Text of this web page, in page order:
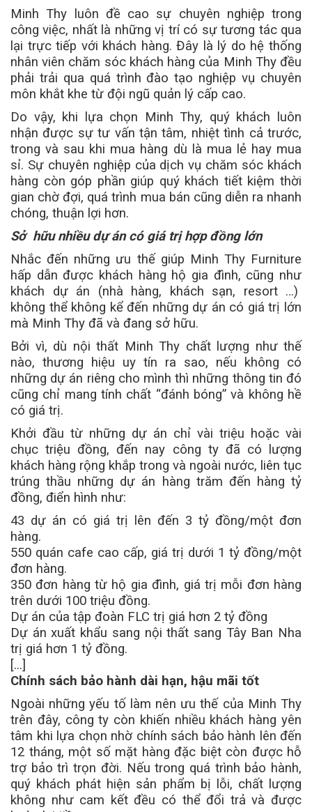
Minh Thy luôn đề cao sự chuyên nghiệp trong
công việc, nhất là những vị trí có sự tương tác qua
lại trực tiếp với khách hàng. Đây là lý do hệ thống
nhân viên chăm sóc khách hàng của Minh Thy đều
phải trải qua quá trình đào tạo nghiệp vụ chuyên
môn khắt khe từ đội ngũ quản lý cấp cao.
Do vậy, khi lựa chọn Minh Thy, quý khách luôn
nhận được sự tư vấn tận tâm, nhiệt tình cả trước,
trong và sau khi mua hàng dù là mua lẻ hay mua
sỉ. Sự chuyên nghiệp của dịch vụ chăm sóc khách
hàng còn góp phần giúp quý khách tiết kiệm thời
gian chờ đợi, quá trình mua bán cũng diễn ra nhanh
chóng, thuận lợi hơn.
Sở hữu nhiều dự án có giá trị hợp đồng lớn
Nhắc đến những ưu thế giúp Minh Thy Furniture
hấp dẫn được khách hàng hộ gia đình, cũng như
khách dự án (nhà hàng, khách sạn, resort …)
không thể không kể đến những dự án có giá trị lớn
mà Minh Thy đã và đang sở hữu.
Bởi vì, dù nội thất Minh Thy chất lượng như thế
nào, thương hiệu uy tín ra sao, nếu không có
những dự án riêng cho mình thì những thông tin đó
cũng chỉ mang tính chất “đánh bóng” và không hề
có giá trị.
Khởi đầu từ những dự án chỉ vài triệu hoặc vài
chục triệu đồng, đến nay công ty đã có lượng
khách hàng rộng khắp trong và ngoài nước, liên tục
trúng thầu những dự án hàng trăm đến hàng tỷ
đồng, điển hình như:
43 dự án có giá trị lên đến 3 tỷ đồng/một đơn
hàng.
550 quán cafe cao cấp, giá trị dưới 1 tỷ đồng/một
đơn hàng.
350 đơn hàng từ hộ gia đình, giá trị mỗi đơn hàng
trên dưới 100 triệu đồng.
Dự án của tập đoàn FLC trị giá hơn 2 tỷ đồng
Dự án xuất khẩu sang nội thất sang Tây Ban Nha
trị giá hơn 1 tỷ đồng.
[...]
Chính sách bảo hành dài hạn, hậu mãi tốt
Ngoài những yếu tố làm nên ưu thế của Minh Thy
trên đây, công ty còn khiến nhiều khách hàng yên
tâm khi lựa chọn nhờ chính sách bảo hành lên đến
12 tháng, một số mặt hàng đặc biệt còn được hỗ
trợ bảo trì trọn đời. Nếu trong quá trình bảo hành,
quý khách phát hiện sản phẩm bị lỗi, chất lượng
không như cam kết đều có thể đổi trả và được